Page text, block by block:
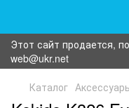
Этот сайт продается,
web@ukr.net
Каталог